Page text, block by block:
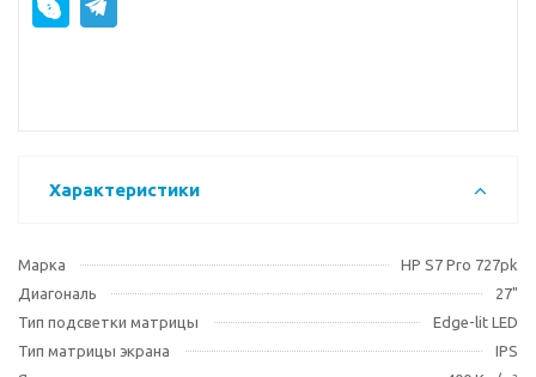
Характеристики
Марка
HP S7 Pro 727pk
Диагональ
27"
Тип подсветки матрицы
Edge-lit LED
Тип матрицы экрана
IPS